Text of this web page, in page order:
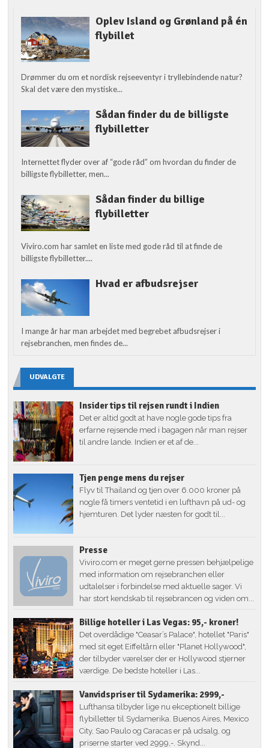
Oplev Island og Grønland på én
flybillet
Drømmer du om et nordisk rejseeventyr i tryllebindende natur?
Skal det være den mystiske...
Sådan finder du de billigste
flybilletter
Internettet flyder over af “gode råd” om hvordan du finder de
billigste flybilletter, men...
Sådan finder du billige
flybilletter
Viviro.com har samlet en liste med gode råd til at finde de
billigste flybilletter....
Hvad er afbudsrejser
I mange år har man arbejdet med begrebet afbudsrejser i
rejsebranchen, men findes de...
UDVALGTE
Insider tips til rejsen rundt i Indien
Det er altid godt at have nogle gode tips fra
erfarne rejsende med i bagagen når man rejser
til andre lande. Indien er et af de...
Tjen penge mens du rejser
Flyv til Thailand og tjen over 6.000 kroner på
nogle få timers ventetid i en lufthavn på ud- og
hjemturen. Det lyder næsten for godt til...
Presse
Viviro.com er meget gerne pressen behjælpelige
med information om rejsebranchen eller
udtalelser i forbindelse med aktuelle sager. Vi
har stort kendskab til rejsebrancen og viden om...
Billige hoteller i Las Vegas: 95,- kroner!
Det overdådige "Ceasar’s Palace", hotellet "Paris"
med sit eget Eiffeltårn eller "Planet Hollywood",
der tilbyder værelser der er Hollywood stjerner
værdige. De bedste hoteller i Las...
Vanvidspriser til Sydamerika: 2999,-
Lufthansa tilbyder lige nu ekceptionelt billige
flybilletter til Sydamerika. Buenos Aires, Mexico
City, Sao Paulo og Caracas er på udsalg, og
priserne starter ved 2999,-. Skynd...